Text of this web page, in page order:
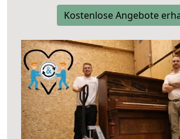
Kostenlose Angebote